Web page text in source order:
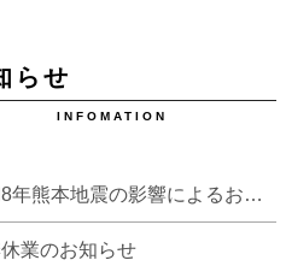
らせ
INFOMATION
2026年7月29日 令和8年熊本地震の影響によるお荷物のお届けについて
業のお知らせ